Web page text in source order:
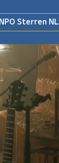
NPO Sterren NL